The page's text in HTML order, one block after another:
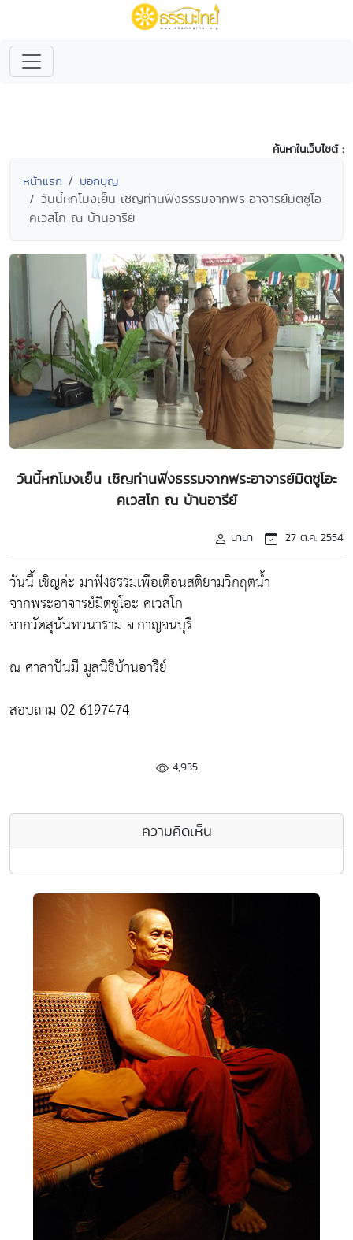
ค้นหาในเว็บไซต์ :
หน้าแรก บอกบุญ
วันนี้หกโมงเย็น เชิญท่านฟังธรรมจากพระอาจารย์มิตซูโอะ
คเวสโก ณ บ้านอารีย์
วันนี้หกโมงเย็น เชิญท่านฟังธรรมจากพระอาจารย์มิตซูโอะ
คเวสโก ณ บ้านอารีย์
นานา 27 ต.ค. 2554
วันนี้ เชิญค่ะ มาฟังธรรมเพือเตือนสติยามวิกฤตน้ำ
จากพระอาจารย์มิตซูโอะ คเวสโก
จากวัดสุนันทวนาราม จ.กาญจนบุรี
ณ ศาลาปันมี มูลนิธิบ้านอารีย์
สอบถาม 02 6197474
4,935
ความคิดเห็น